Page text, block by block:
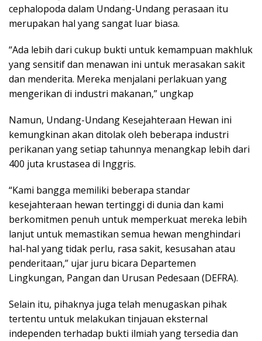
cephalopoda dalam Undang-Undang perasaan itu
merupakan hal yang sangat luar biasa.
“Ada lebih dari cukup bukti untuk kemampuan makhluk
yang sensitif dan menawan ini untuk merasakan sakit
dan menderita. Mereka menjalani perlakuan yang
mengerikan di industri makanan,” ungkap
Namun, Undang-Undang Kesejahteraan Hewan ini
kemungkinan akan ditolak oleh beberapa industri
perikanan yang setiap tahunnya menangkap lebih dari
400 juta krustasea di Inggris.
“Kami bangga memiliki beberapa standar
kesejahteraan hewan tertinggi di dunia dan kami
berkomitmen penuh untuk memperkuat mereka lebih
lanjut untuk memastikan semua hewan menghindari
hal-hal yang tidak perlu, rasa sakit, kesusahan atau
penderitaan,” ujar juru bicara Departemen
Lingkungan, Pangan dan Urusan Pedesaan (DEFRA).
Selain itu, pihaknya juga telah menugaskan pihak
tertentu untuk melakukan tinjauan eksternal
independen terhadap bukti ilmiah yang tersedia dan